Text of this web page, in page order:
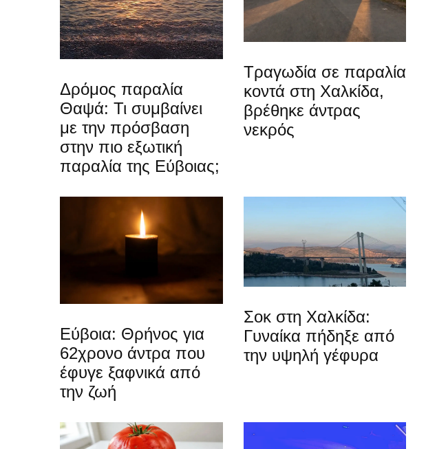
Δρόμος παραλία
Θαψά: Τι συμβαίνει
με την πρόσβαση
στην πιο εξωτική
παραλία της Εύβοιας;
Τραγωδία σε παραλία
κοντά στη Χαλκίδα,
βρέθηκε άντρας
νεκρός
Εύβοια: Θρήνος για
62χρονο άντρα που
έφυγε ξαφνικά από
την ζωή
Σοκ στη Χαλκίδα:
Γυναίκα πήδηξε από
την υψηλή γέφυρα